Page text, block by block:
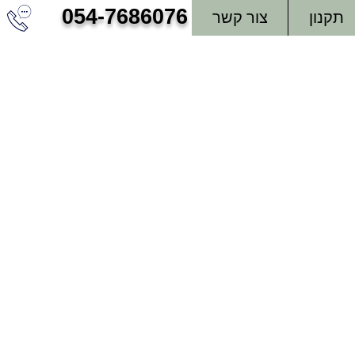
צור קשר תקנון 054-7686076